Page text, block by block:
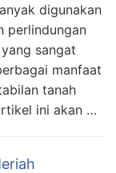
digunakan
perlindungan
sangat
manfaat
tanah
ini akan …